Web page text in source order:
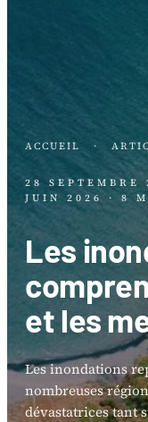
ACCUEIL ·
28 SEPTEMBRE
JUIN 2026
· 8
Les
et les
Les inondations
nombreuses
dévastatrices tant